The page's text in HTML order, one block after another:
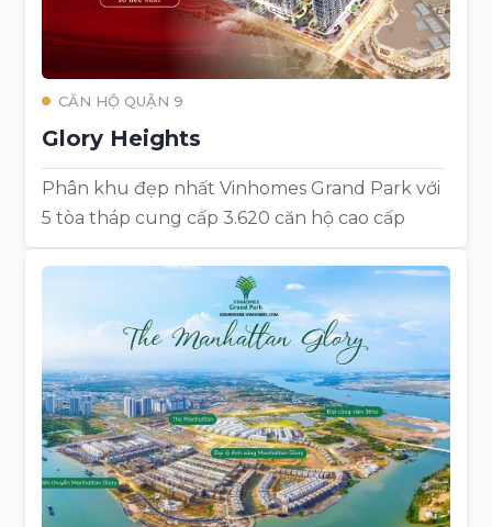
CĂN HỘ QUẬN 9
Glory Heights
Phân khu đẹp nhất Vinhomes Grand Park với
5 tòa tháp cung cấp 3.620 căn hộ cao cấp